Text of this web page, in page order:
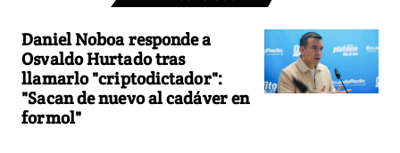
Daniel Noboa responde a
Osvaldo Hurtado tras
llamarlo "criptodictador":
"Sacan de nuevo al cadáver en
formol"